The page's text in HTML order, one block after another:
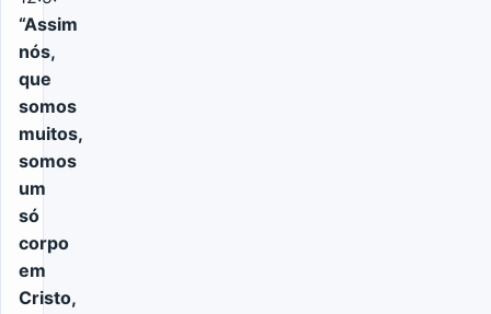
“Assim
nós,
que
somos
muitos,
somos
um
só
corpo
em
Cristo,